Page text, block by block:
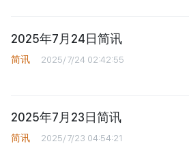
2025年7月24日简讯
简讯 2025/7/24 02:42:55
2025年7月23日简讯
简讯 2025/7/23 04:54:21